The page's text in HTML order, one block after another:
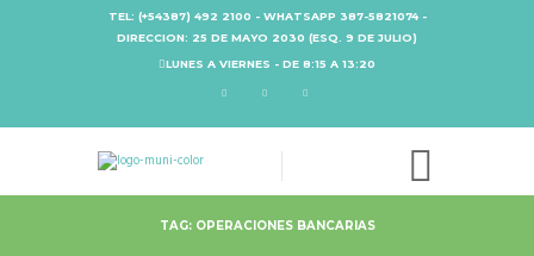
TEL: (+54387) 492 2100 - WHATSAPP 387-5821074 -
DIRECCION: 25 DE MAYO 2030 (ESQ. 9 DE JULIO)
LUNES A VIERNES - DE 8:15 A 13:20
TAG: OPERACIONES BANCARIAS